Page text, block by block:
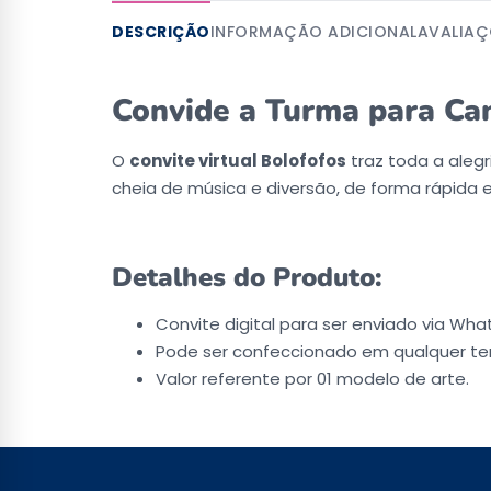
DESCRIÇÃOINFORMAÇÃO ADICIONAL
Convide a Turma para
O convite virtual Bolofofos traz toda a
cheia de música e diversão, de forma rápida
Detalhes do Produto:
Convite digital para ser enviado via
Pode ser confeccionado em qualquer
Valor referente por 01 modelo de arte.